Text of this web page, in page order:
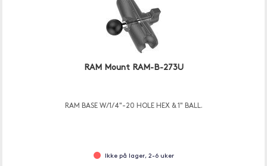
RAM Mount RAM-B-273U
RAM BASE W/1/4"-20 HOLE HEX & 1" BALL.
Ikke på lager, 2-6 uker